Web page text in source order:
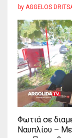
by AGGELOS
Φωτιά σε
Ναυπλίου –